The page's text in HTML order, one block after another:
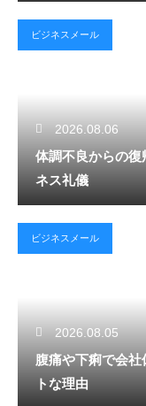
ビジネスメール
2026.08.06
体調不良からの
ネス礼儀
ビジネスメール
2026.08.05
腹痛や下痢で会
トな理由